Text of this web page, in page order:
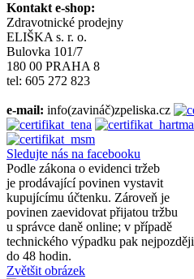
Kontakt e-shop:
Zdravotnické prodejny
ELIŠKA s. r. o.
Bulovka 101/7
180 00 PRAHA 8
tel: 605 272 823
e-mail: info(zavináč)zpeliska.cz
Sledujte nás na facebooku
Podle zákona o evidenci tržeb
je prodávající povinen vystavit
kupujícímu účtenku. Zároveň je
povinen zaevidovat přijatou tržbu
u správce daně online; v případě
technického výpadku pak nejpozději
do 48 hodin.
Zvětšit obrázek